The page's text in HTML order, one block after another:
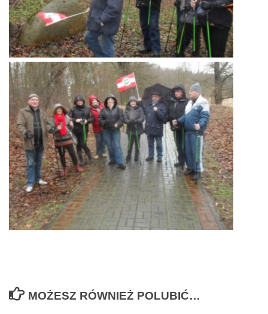
MOŻESZ RÓWNIEŻ POLUBIĆ…